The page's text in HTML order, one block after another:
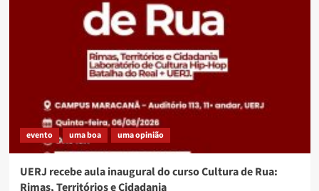
evento uma boa uma opinião
UERJ recebe aula inaugural do curso Cultura de Rua:
Rimas, Territórios e Cidadania